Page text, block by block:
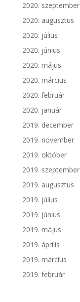
2020. szeptember
2020. augusztus
2020. július
2020. június
2020. május
2020. március
2020. február
2020. január
2019. december
2019. november
2019. október
2019. szeptember
2019. augusztus
2019. július
2019. június
2019. május
2019. április
2019. március
2019. február